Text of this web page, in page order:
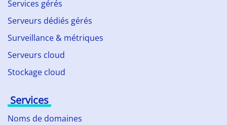
Services gérés
Serveurs dédiés gérés
Surveillance & métriques
Serveurs cloud
Stockage cloud
Services
Noms de domaines